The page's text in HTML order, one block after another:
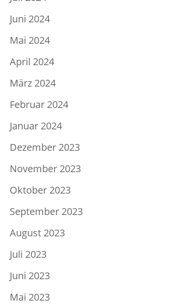
Juni 2024
Mai 2024
April 2024
März 2024
Februar 2024
Januar 2024
Dezember 2023
November 2023
Oktober 2023
September 2023
August 2023
Juli 2023
Juni 2023
Mai 2023